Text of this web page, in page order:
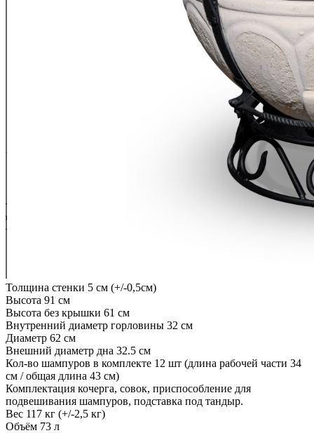
Толщина стенки 5 см (+/-0,5см)
Высота 91 см
Высота без крышки 61 см
Внутренний диаметр горловины 32 см
Диаметр 62 см
Внешний диаметр дна 32.5 см
Кол-во шампуров в комплекте 12 шт (длина рабочей части 34
см / общая длина 43 см)
Комплектация кочерга, совок, приспособление для
подвешивания шампуров, подставка под тандыр.
Вес 117 кг (+/-2,5 кг)
Объём 73 л